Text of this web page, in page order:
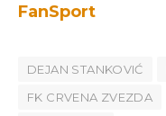
FanSport
DEJAN STANKOVIĆ
FK CRVENA ZVEZDA